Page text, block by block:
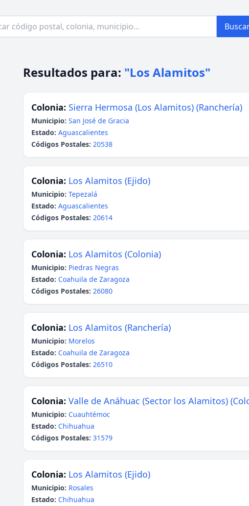
Resultados para: "Los Alamitos"
Colonia: Sierra Hermosa (Los Alamitos) (Ranchería)
Municipio: San José de Gracia
Estado: Aguascalientes
Códigos Postales: 20538
Colonia: Los Alamitos (Ejido)
Municipio: Tepezalá
Estado: Aguascalientes
Códigos Postales: 20614
Colonia: Los Alamitos (Colonia)
Municipio: Piedras Negras
Estado: Coahuila de Zaragoza
Códigos Postales: 26080
Colonia: Los Alamitos (Ranchería)
Municipio: Morelos
Estado: Coahuila de Zaragoza
Códigos Postales: 26510
Colonia: Valle de Anáhuac (Sector los Alamitos)
Municipio: Cuauhtémoc
Estado: Chihuahua
Códigos Postales: 31579
Colonia: Los Alamitos (Ejido)
Municipio: Rosales
Estado: Chihuahua